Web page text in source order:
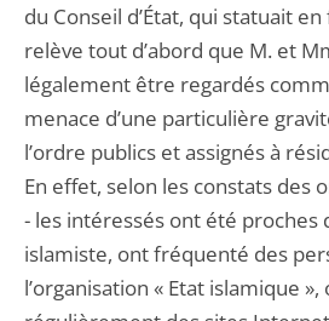
du Conseil d’État, qui statuait
relève tout d’abord que M. et
légalement être regardés
menace d’une particulière
l’ordre publics et assignés à
En effet, selon les constats des
- les intéressés ont été proches
islamiste, ont fréquenté des
l’organisation « Etat islamique